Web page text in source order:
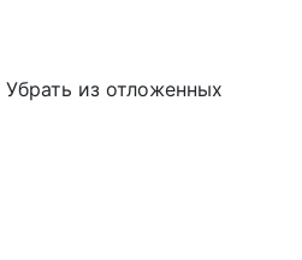
Убрать из отложенных